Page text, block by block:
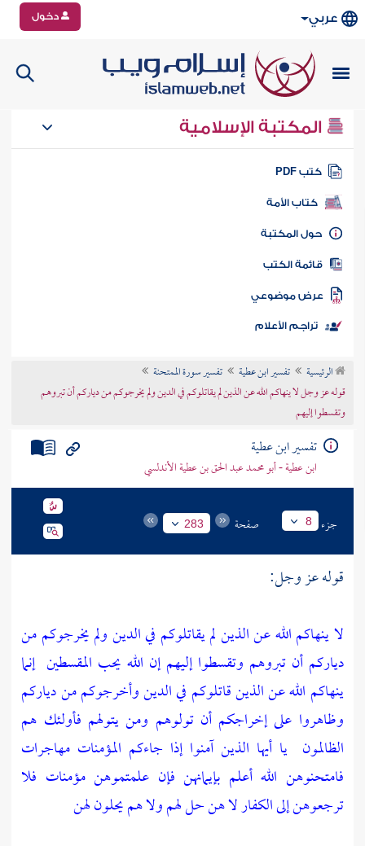
عربي دخول
المكتبة الإسلامية
كتب PDF
كتاب الأمة
المكتبة
الكتب
موضوعي
تراجم الأعلام
الرئيسية تفسير ابن عطية
تفسير سورة الممتحنة
قوله عز وجل لا ينهاكم الله عن الذين لم يقاتلوكم في الدين ولم يخرجوكم من دياركم أن تبروهم
وتقسطوا إليهم
تفسير ابن عطية
ابن عطية - أبو محمد عبد الحق بن عطية الأندلسي
جزء 8 صفحة 283
قوله عز وجل:
لا ينهاكم الله عن الذين لم يقاتلوكم في الدين ولم يخرجوكم من
دياركم أن تبروهم وتقسطوا إليهم إن الله يحب المقسطين إنما
ينهاكم الله عن الذين قاتلوكم في الدين وأخرجوكم من دياركم
وظاهروا على إخراجكم أن تولوهم ومن يتولهم فأولئك هم
الظالمون يا أيها الذين آمنوا إذا جاءكم المؤمنات مهاجرات
فامتحنوهن الله أعلم بإيمانهن فإن علمتموهن مؤمنات فلا
ترجعوهن إلى الكفار لا هن حل لهم ولا هم يحلون لهن